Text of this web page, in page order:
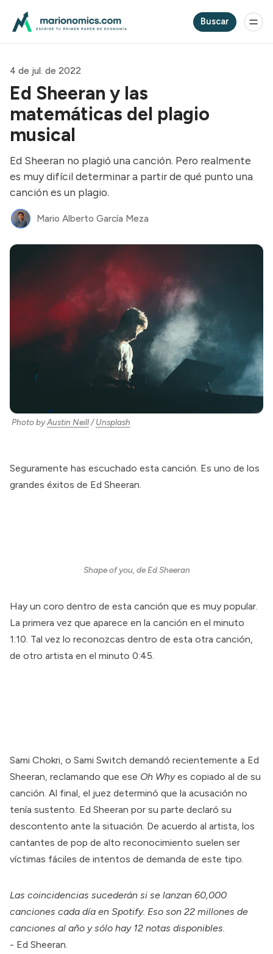
Buscar
4 de jul. de 2022
Ed Sheeran y las
matemáticas del plagio
musical
Ed Sheeran no plagió una canción. Pero realmente
es muy difícil determinar a partir de qué punto una
canción es un plagio.
Mario Alberto García Meza
Photo byAustin Neill/Unsplash
Seguramente has escuchado esta canción. Es uno de los
grandes éxitos de Ed Sheeran.
Shape of you, de Ed Sheeran
Hay un coro dentro de esta canción que es muy popular.
La primera vez que aparece en la canción en el minuto
1:10. Tal vez lo reconozcas dentro de esta otra canción,
de otro artista en el minuto 0:45.
Sami Chokri, o Sami Switch demandó recientemente a Ed
Sheeran, reclamando que ese Oh Whyes copiado al de su
canción. Al final, el juez determinó que la acusación no
tenía sustento. Ed Sheeran por su parte declaró su
descontento ante la situación. De acuerdo al artista, los
cantantes de pop de alto reconocimiento suelen ser
víctimas fáciles de intentos de demanda de este tipo.
Las coincidencias sucederán si se lanzan 60,000
canciones cada día en Spotify. Eso son 22 millones de
canciones al año y sólo hay 12 notas disponibles.
- Ed Sheeran.